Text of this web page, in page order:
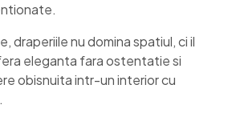
draperiile nu domina spatiul, ci il
eleganta fara ostentatie si
obisnuita intr-un interior cu